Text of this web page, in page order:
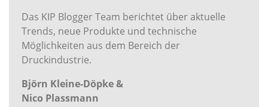
Das KIP Blogger Team berichtet über aktuelle
Trends, neue Produkte und technische
Möglichkeiten aus dem Bereich der
Druckindustrie.
Björn Kleine-Döpke &
Nico Plassmann